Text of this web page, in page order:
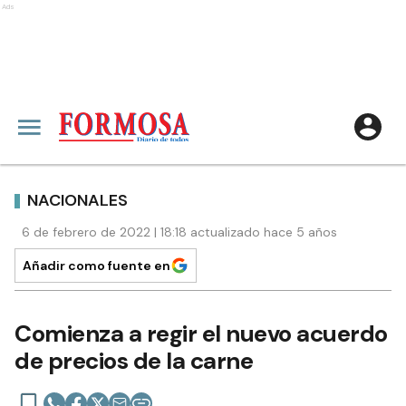
Ads
NACIONALES
6 de febrero de 2022 | 18:18 actualizado hace 5 años
Añadir como fuente en
Comienza a regir el nuevo acuerdo
de precios de la carne